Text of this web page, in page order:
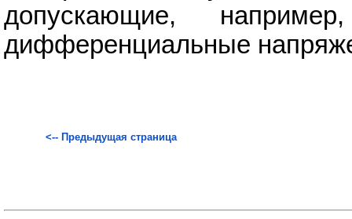
допускающие,
дифференциальные
<-- Предыдущая страница